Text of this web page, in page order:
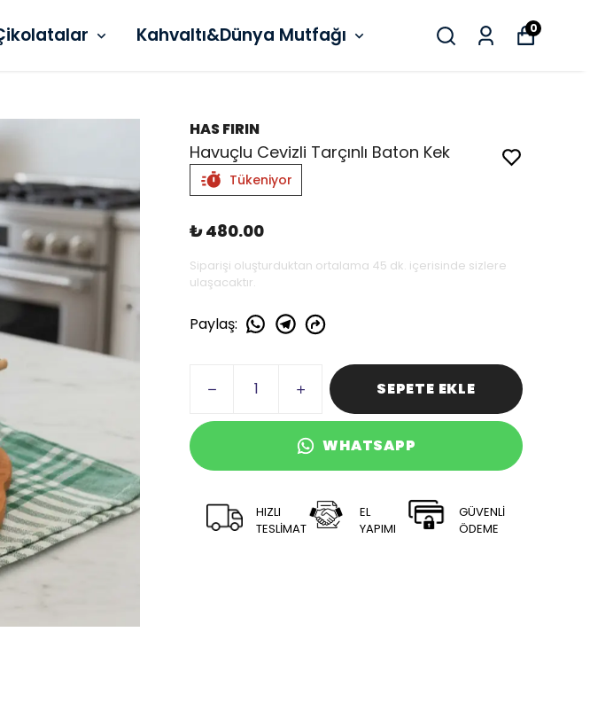
Kahvaltı&Dünya Mutfağı 0
HAS FIRIN
Havuçlu Cevizli Tarçınlı Baton Kek
Tükeniyor
₺ 480.00
Siparişi oluşturduktan ortalama 45 dk. içerisinde sizlere
ulaşacaktır.
Paylaş:
SEPETE EKLE
WHATSAPP
HIZLI
TESLİMAT
EL
YAPIMI
GÜVENLİ
ÖDEME